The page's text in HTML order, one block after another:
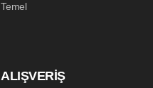
Temel
ALIŞVERIŞ